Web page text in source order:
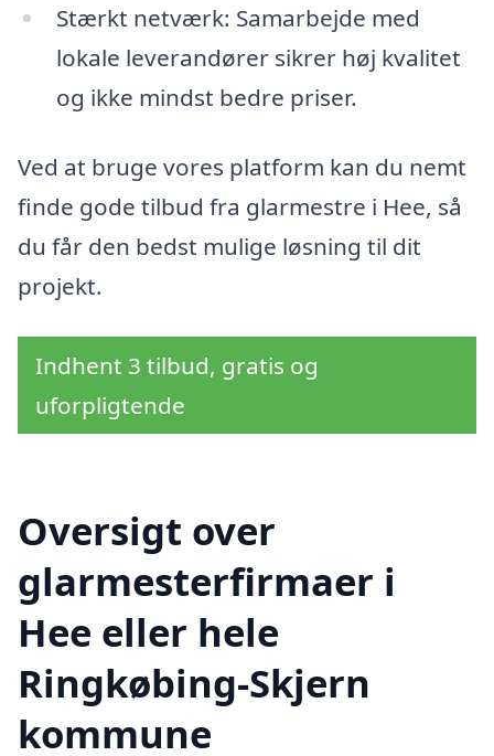
Stærkt netværk: Samarbejde med
lokale leverandører sikrer høj kvalitet
og ikke mindst bedre priser.
Ved at bruge vores platform kan du nemt
finde gode tilbud fra glarmestre i Hee, så
du får den bedst mulige løsning til dit
projekt.
Indhent 3 tilbud, gratis og
uforpligtende
Oversigt over
glarmesterfirmaer i
Hee eller hele
Ringkøbing-Skjern
kommune